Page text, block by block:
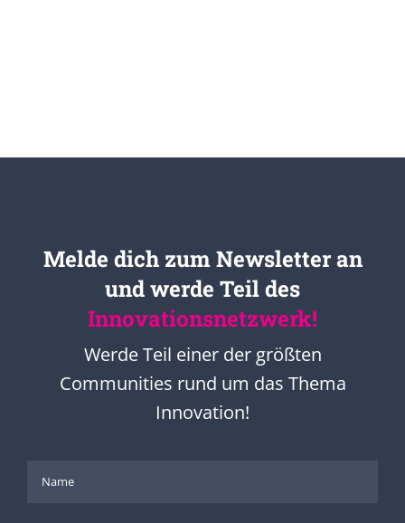
Melde dich zum Newsletter an
und werde Teil des
Innovationsnetzwerk!
Werde Teil einer der größten
Communities rund um das Thema
Innovation!